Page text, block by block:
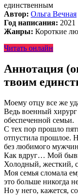
единственным
Автор: Ольга Вечная
Год написания: 2021
Жанры: Короткие
Читать онлайн
Аннотация
твоим
Моему отцу все же
Ведь военный хирург
обеспеченной семьи.
С тех пор прошло
отпустила прошлое.
без любимого
Как вдруг… Мой
Холодный, жесткий,
Моя семья сломала
это больше никогда
Но у него, кажется,